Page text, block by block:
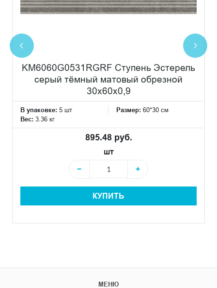
KM6060G0531RGRF Ступень Эстерель
серый тёмный матовый обрезной
30x60x0,9
В упаковке: 5 шт Размер: 60*30 см
Вес: 3.36 кг
895.48 руб.
шт
−
+
КУПИТЬ
МЕНЮ